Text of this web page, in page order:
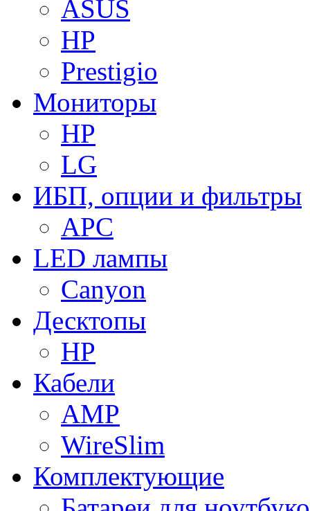
ASUS
HP
Prestigio
Мониторы
HP
LG
ИБП, опции и фильтры
APC
LED лампы
Canyon
Десктопы
HP
Кабели
AMP
WireSlim
Комплектующие